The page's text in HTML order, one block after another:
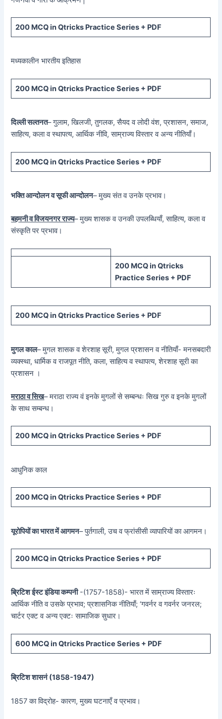
200 MCQ in Qtricks Practice Series + PDF
मध्यकालीन भारतीय इतिहास
200 MCQ in Qtricks Practice Series + PDF
दिल्ली सल्तनत– गुलाम, खिलजी, तुगलक, सैयद व लोदी वंश, प्रशासन, समाज,
साहित्य, कला व स्थापत्य, आर्थिक नीवि, साम्राज्य विस्तार व अन्य नीतियाँ।
200 MCQ in Qtricks Practice Series + PDF
भक्ति आन्दोलन व सूफी आन्दोलन– मुख्य संत व उनके प्रभाव।
बहमनी व विजयनगर राज्य– मुख्य शासक व उनकी उपलब्धियाँ, साहित्य, कला व
संस्कृति पर प्रभाव।
200 MCQ in Qtricks
Practice Series + PDF
200 MCQ in Qtricks Practice Series + PDF
मुगल काल– मुगल शासक व शेरशाह सूरी, मुगल प्रशासन व नीतियाँ- मनसबदारी
व्यक्स्था, धार्मिक व राजपूत नीति, कला, साहित्य व स्थापत्य, शेरशाह सूरी का
प्रशासन ।
मराठा व सिख– मराठा राज्य वं इनके मुगलों से सम्बन्धः सिख गुरु व इनके मुगलों
के साथ सम्बन्ध।
200 MCQ in Qtricks Practice Series + PDF
आधुनिक काल
200 MCQ in Qtricks Practice Series + PDF
यूरोपियों का भारत में आगमन– पुर्तगाली, उच व फ्रांसीसी व्यापारियों का आगमन।
200 MCQ in Qtricks Practice Series + PDF
ब्रिटिश ईस्ट इंडिया कम्पनी-(1757-1858)- भारत में साम्राज्य विस्तारः
आर्थिक नीति व उसके प्रभाव; प्रशासनिक नीतियाँ; ‘गवर्नर व गवर्नर जनरल;
चार्टर एक्ट व अन्य एक्टः सामाजिक सुधार।
600 MCQ in Qtricks Practice Series + PDF
ब्रिटिश शासनं (1858-1947)
1857 का विद्रोह- कारण, मुख्य घटनाएँ व प्रभाव।